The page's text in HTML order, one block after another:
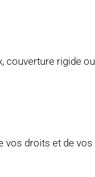
couverture rigide ou
vos droits et de vos